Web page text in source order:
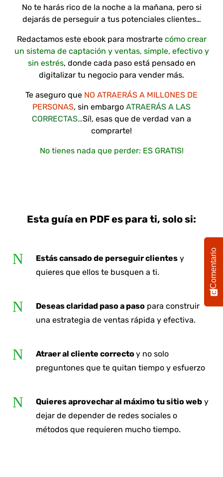
No te harás rico de la noche a la mañana, pero si
dejarás de perseguir a tus potenciales clientes…
Redactamos este ebook para mostrarte cómo crear
un sistema de captación y ventas, simple, efectivo y
sin estrés, donde cada paso está pensado en
digitalizar tu negocio para vender más.
Te aseguro que NO ATRAERÁS A MILLONES DE
PERSONAS, sin embargo ATRAERÁS A LAS
CORRECTAS…Sí!, esas que de verdad van a
comprarte!
No tienes nada que perder: ES GRATIS!
Esta guía en PDF es para ti, solo si:
N Estás cansado de perseguir clientes y
quieres que ellos te busquen a ti.
N Deseas claridad paso a paso para construir
una estrategia de ventas rápida y efectiva.
N Atraer al cliente correctoy no solo
preguntones que te quitan tiempo y esfuerzo
N Quieres aprovechar al máximo tu sitio web y
dejar de depender de redes sociales o
métodos que requieren mucho tiempo.
Comentario